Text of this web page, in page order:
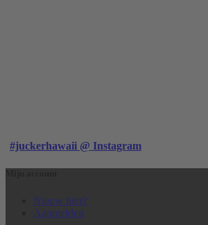
#juckerhawaii @ Instagram
Nieuw hier?
Aanmelden